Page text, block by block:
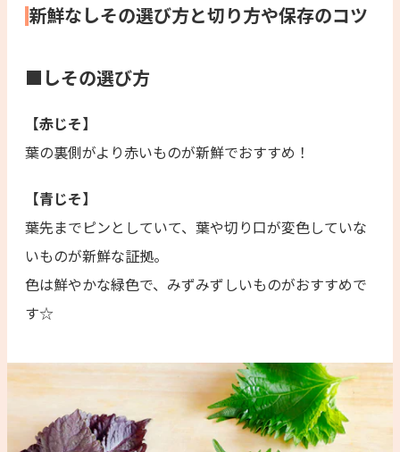
新鮮なしその選び方と切り方や保存のコツ
■しその選び方
【赤じそ】
葉の裏側がより赤いものが新鮮でおすすめ！
【青じそ】
葉先までピンとしていて、葉や切り口が変色していな
いものが新鮮な証拠。
色は鮮やかな緑色で、みずみずしいものがおすすめで
す☆